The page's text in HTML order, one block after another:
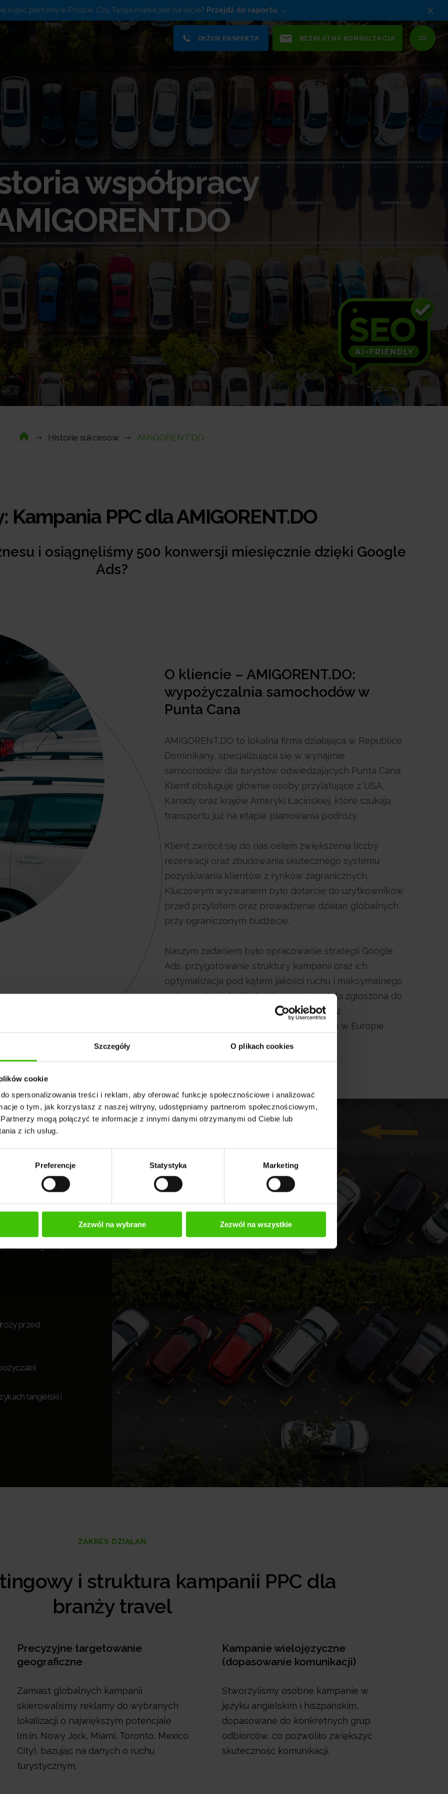
Szczegóły O plikach cookies
cookie
spersonalizowania treści i reklam, aby oferować funkcje społecznościowe i analizować
o tym, jak korzystasz z naszej witryny, udostępniamy partnerom społecznościowym,
mogą połączyć te informacje z innymi danymi otrzymanymi od Ciebie lub
z ich usług.
Preferencje Statystyka Marketing
Zezwól na wybrane Zezwól na wszystkie
kupić perfumy w Polsce. Czy Twoja marka jest na liście? Przejdź do raportu ×
DYŻUR EKSPERTA BEZPŁATNA KONSULTACJA
współpracy
Historie sukcesów AMIGORENT.DO
Kampania PPC dla AMIGORENT.DO
i osiągnęliśmy 500 konwersji miesięcznie dzięki Google
Ads?
O kliencie – AMIGORENT.DO:
wypożyczalnia samochodów w
Punta Cana
AMIGORENT.DO to lokalna firma działająca w Republice
Dominikany, specjalizująca się w wynajmie
samochodów dla turystów odwiedzających Punta Cana.
Klient obsługuje głównie osoby przylatujące z USA,
Kanady oraz krajów Ameryki Łacińskiej, które szukają
transportu już na etapie planowania podróży.
Klient zwrócił się do nas celem zwiększenia liczby
rezerwacji oraz zbudowania skutecznego systemu
pozyskiwania klientów z rynków zagranicznych.
Kluczowym wyzwaniem było dotarcie do użytkowników
przed przylotem oraz prowadzenie działań globalnych
przy ograniczonym budżecie.
Naszym zadaniem było opracowanie strategii Google
Ads, przygotowanie struktury kampanii oraz ich
optymalizacja pod kątem jakości ruchu i maksymalnego
wykorzystania budżetu. Kampania została zgłoszona do
European Search Awards 2026, jednego z
najważniejszych konkursów branżowych w Europie.
dla
szczególną
przed
(angielski i
ZAKRES DZIAŁAŃ
i struktura kampanii PPC dla
branży travel
Precyzyjne targetowanie
geograficzne
Zamiast globalnych kampanii
skierowaliśmy reklamy do wybranych
lokalizacji o największym potencjale
(m.in. Nowy Jork, Miami, Toronto, Mexico
City), bazując na danych o ruchu
turystycznym.
Kampanie wielojęzyczne
(dopasowanie komunikacji)
Stworzyliśmy osobne kampanie w
języku angielskim i hiszpańskim,
dopasowane do konkretnych grup
odbiorców, co pozwoliło zwiększyć
skuteczność komunikacji.